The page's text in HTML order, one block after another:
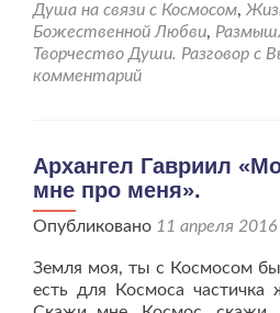
Душа на связи с Космосом,
Божественной Любви,
Творчество Души. Разговор с
комментарий
Архангел Гавриил
мне про меня».
Опубликовано 11 апреля
Земля моя, ты с Космосом
есть для Космоса